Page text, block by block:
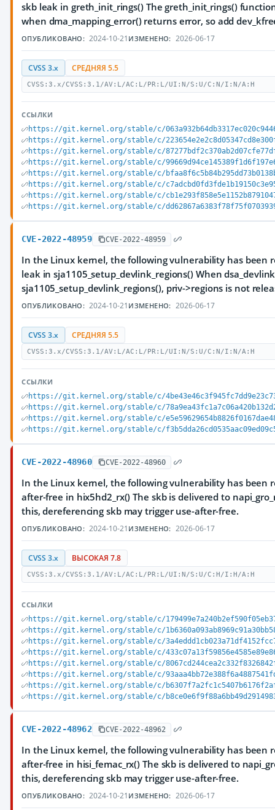
skb leak in greth_init_rings() The greth_init_rings()
when dma_mapping_error() returns error, so add
ОПУБЛИКОВАНО: 2024-10-21 ИЗМЕНЕНО: 2026-06-17
CVSS 3.x СРЕДНЯЯ 5.5
CVSS:3.x/CVSS:3.1/AV:L/AC:L/PR:L/UI:N/S:U/C:N/I:N/A:H
ССЫЛКИ
https://git.kernel.org/stable/c/
https://git.kernel.org/stable/c/
https://git.kernel.org/stable/c/
https://git.kernel.org/stable/c/
https://git.kernel.org/stable/c/
https://git.kernel.org/stable/c/
https://git.kernel.org/stable/c/
https://git.kernel.org/stable/c/
CVE-2022-48959 CVE-2022-48959
In the Linux kernel, the following vulnerability has been
leak in sja1105_setup_devlink_regions() When
sja1105_setup_devlink_regions(), priv->regions is not
ОПУБЛИКОВАНО: 2024-10-21 ИЗМЕНЕНО: 2026-06-17
CVSS 3.x СРЕДНЯЯ 5.5
CVSS:3.x/CVSS:3.1/AV:L/AC:L/PR:L/UI:N/S:U/C:N/I:N/A:H
ССЫЛКИ
https://git.kernel.org/stable/c/
https://git.kernel.org/stable/c/
https://git.kernel.org/stable/c/
https://git.kernel.org/stable/c/
CVE-2022-48960 CVE-2022-48960
In the Linux kernel, the following vulnerability has been
after-free in hix5hd2_rx() The skb is delivered to
this, dereferencing skb may trigger use-after-free.
ОПУБЛИКОВАНО: 2024-10-21 ИЗМЕНЕНО: 2026-06-17
CVSS 3.x ВЫСОКАЯ 7.8
CVSS:3.x/CVSS:3.1/AV:L/AC:L/PR:L/UI:N/S:U/C:H/I:H/A:H
ССЫЛКИ
https://git.kernel.org/stable/c/
https://git.kernel.org/stable/c/
https://git.kernel.org/stable/c/
https://git.kernel.org/stable/c/
https://git.kernel.org/stable/c/
https://git.kernel.org/stable/c/
https://git.kernel.org/stable/c/
https://git.kernel.org/stable/c/
CVE-2022-48962 CVE-2022-48962
In the Linux kernel, the following vulnerability has been
after-free in hisi_femac_rx() The skb is delivered to
this, dereferencing skb may trigger use-after-free.
ОПУБЛИКОВАНО: 2024-10-21 ИЗМЕНЕНО: 2026-06-17